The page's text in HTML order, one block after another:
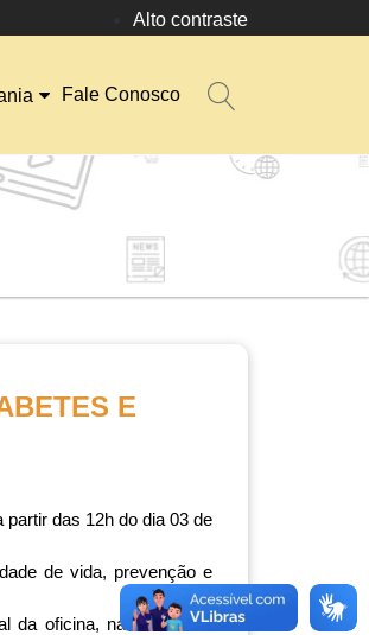
Alto contraste
Fale Conosco
E
das 12h do dia 03 de
de vida, prevenção e
da oficina, na sala B do